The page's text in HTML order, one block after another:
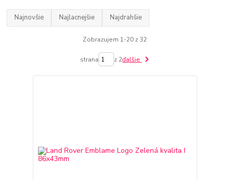
Najnovšie Najlacnejšie Najdrahšie
Zobrazujem 1-20 z 32
strana z 2ďalšie